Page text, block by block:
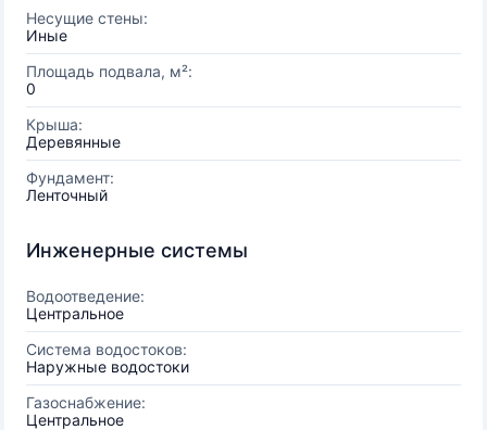
Несущие стены:
Иные
Площадь подвала, м²:
0
Крыша:
Деревянные
Фундамент:
Ленточный
Инженерные системы
Водоотведение:
Центральное
Система водостоков:
Наружные водостоки
Газоснабжение:
Центральное